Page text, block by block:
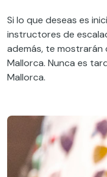
Si lo que deseas es
instructores de
además, te
Mallorca. Nunca es
Mallorca.